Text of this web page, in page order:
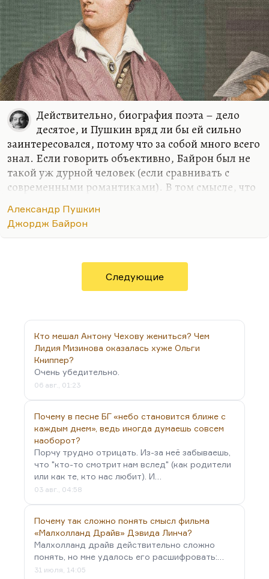
Действительно, биография поэта – дело
десятое, и Пушкин вряд ли бы ей сильно
заинтересовался, потому что за собой много всего
знал. Если говорить объективно, Байрон был не
такой уж дурной человек (если сравнивать с
современными романтиками). В том смысле, что
Презрение к человеку, презрение к толпе, культ
сверхчеловека. То, что говорила Лидия Яковлевна
то, наверное, такое.
Александр Пушкин
Джордж Байрон
Следующие
Кто мешал Антону Чехову жениться? Чем
Лидия Мизинова оказалась хуже Ольги
Книппер?
Очень убедительно.
06 авг., 01:23
Почему в песне БГ «небо становится ближе с
каждым днем», ведь иногда думаешь совсем
наоборот?
Порчу трудно отрицать. Из-за неё забываешь,
что "кто-то смотрит нам вслед" (как родители
или как те, кто нас любит). И…
03 авг., 04:58
Почему так сложно понять смысл фильма
«Малхолланд Драйв» Дэвида Линча?
Малхолланд драйв действительно сложно
понять, но мне удалось его расшифровать:…
31 июля, 14:05